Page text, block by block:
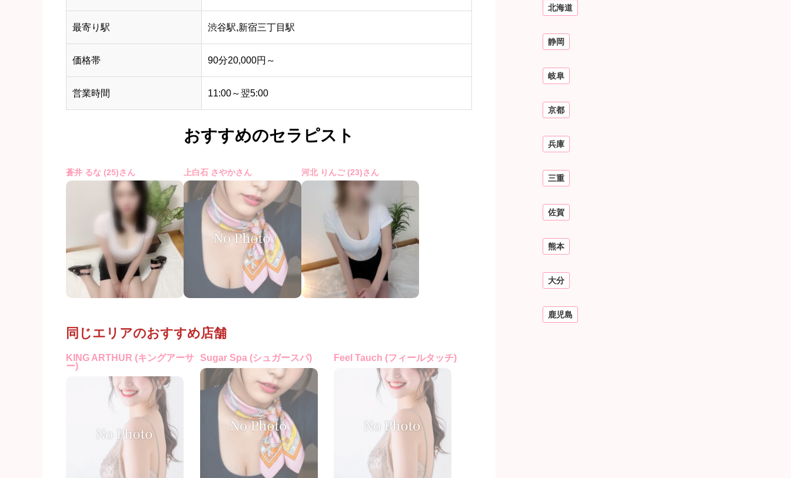
最寄り駅 渋谷駅,新宿三丁目駅
価格帯 90分20,000円～
営業時間 11:00～翌5:00
おすすめのセラピスト
蒼井 るな (25)さん 上白石 さやかさん 河北 りんご (23)さん
同じエリアのおすすめ店舗
KING ARTHUR (キングアーサ
ー)
Sugar Spa (シュガースパ) Feel Tauch (フィールタッチ)
北海道
静岡
岐阜
京都
兵庫
三重
佐賀
熊本
大分
鹿児島